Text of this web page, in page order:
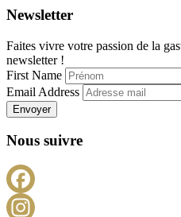
Newsletter
Faites vivre votre passion de la
newsletter !
First Name
Email Address
Envoyer
Nous suivre